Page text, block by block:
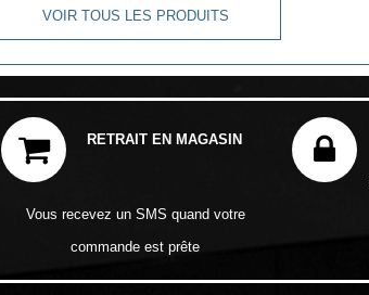
VOIR TOUS LES PRODUITS
RETRAIT EN MAGASIN
Vous recevez un SMS quand votre
commande est prête